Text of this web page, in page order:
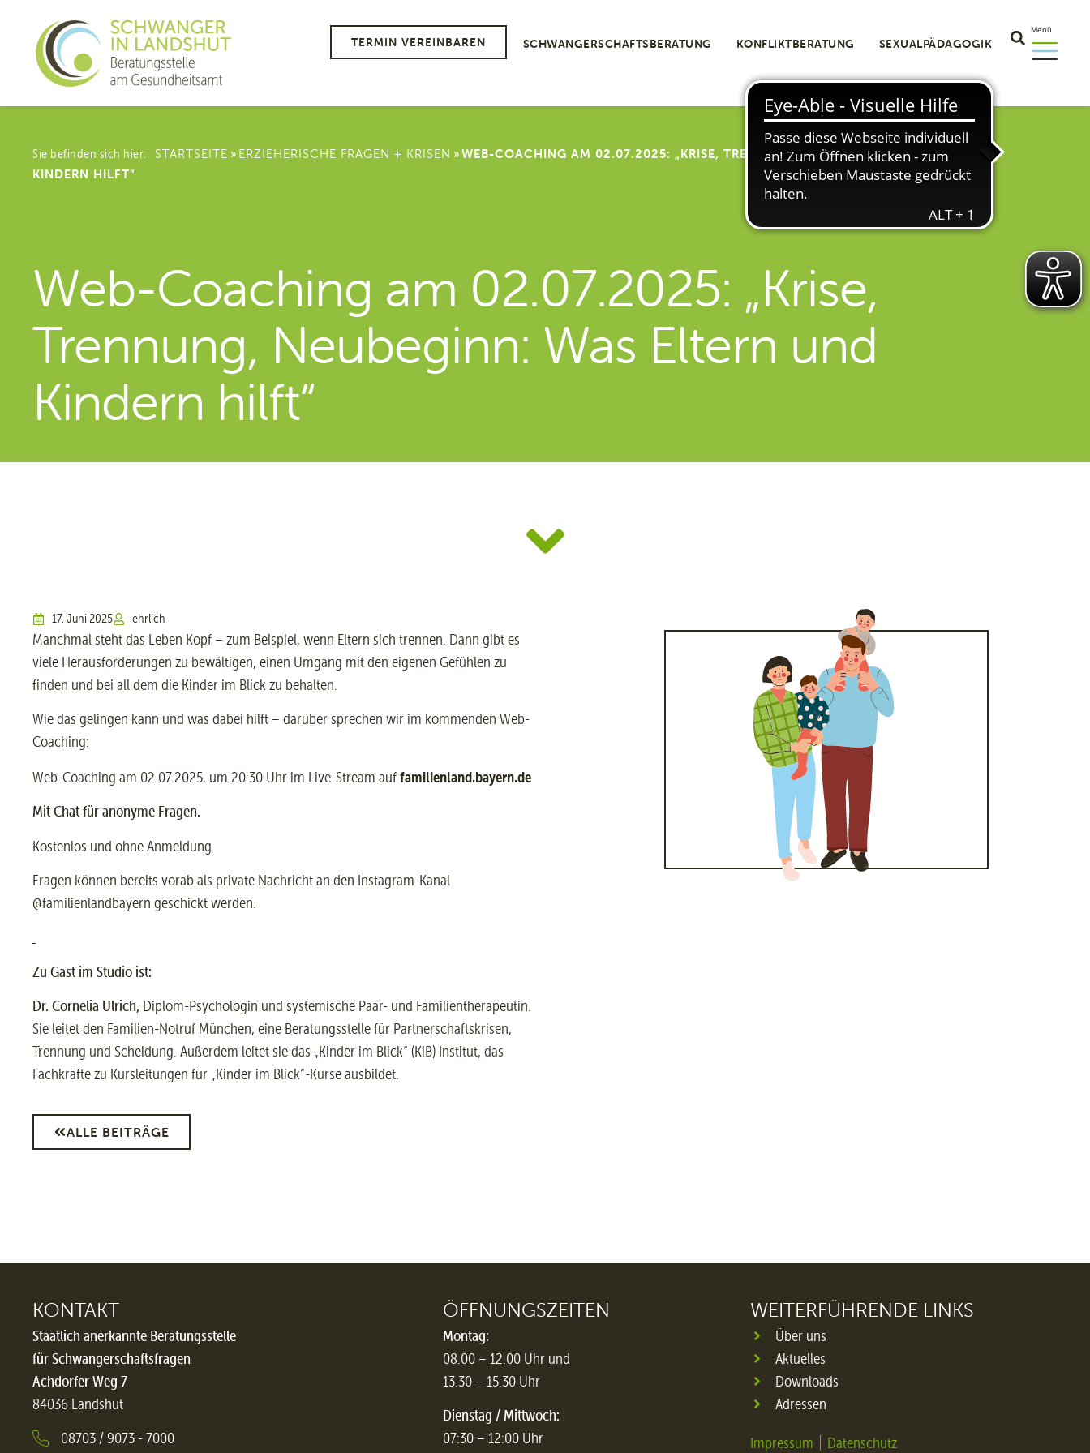
Menü
SCHWANGERSCHAFTSBERATUNG KONFLIKTBERATUNG SEXUALPÄDAGOGIK
TERMIN VEREINBAREN
Sie befinden sich hier: STARTSEITE » ERZIEHERISCHE FRAGEN + KRISEN »WEB-COACHING AM 02.07.2025: „KRISE, TRENNUNG, NEUBEGINN: WAS ELTERN UND
KINDERN HILFT“
Web-Coaching am 02.07.2025: „Krise,
Trennung, Neubeginn: Was Eltern und
Kindern hilft“
17. Juni 2025 ehrlich
Manchmal steht das Leben Kopf – zum Beispiel, wenn Eltern sich trennen. Dann gibt es
viele Herausforderungen zu bewältigen, einen Umgang mit den eigenen Gefühlen zu
finden und bei all dem die Kinder im Blick zu behalten.
Wie das gelingen kann und was dabei hilft – darüber sprechen wir im kommenden Web-
Coaching:
Web-Coaching am 02.07.2025, um 20:30 Uhr im Live-Stream auffamilienland.bayern.de
Mit Chat für anonyme Fragen.
Kostenlos und ohne Anmeldung.
Fragen können bereits vorab als private Nachricht an den Instagram-Kanal
@familienlandbayern geschickt werden.
Zu Gast im Studio ist:
Dr. Cornelia Ulrich, Diplom-Psychologin und systemische Paar- und Familientherapeutin.
Sie leitet den Familien-Notruf München, eine Beratungsstelle für Partnerschaftskrisen,
Trennung und Scheidung. Außerdem leitet sie das „Kinder im Blick“ (KiB) Institut, das
Fachkräfte zu Kursleitungen für „Kinder im Blick“-Kurse ausbildet.
ALLE BEITRÄGE
KONTAKT
Staatlich anerkannte Beratungsstelle
für Schwangerschaftsfragen
Achdorfer Weg 7
84036 Landshut
08703 / 9073 - 7000
ÖFFNUNGSZEITEN
Montag:
08.00 – 12.00 Uhr und
13.30 – 15.30 Uhr
Dienstag / Mittwoch:
07:30 – 12:00 Uhr
WEITERFÜHRENDE LINKS
Über uns
Aktuelles
Downloads
Adressen
Impressum Datenschutz